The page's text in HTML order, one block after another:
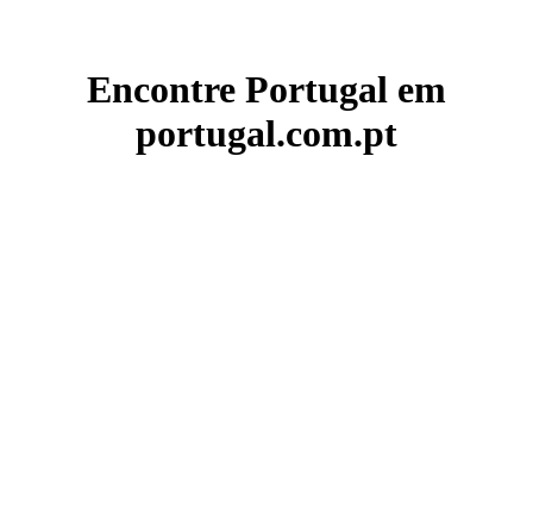
Encontre Portugal em
portugal.com.pt